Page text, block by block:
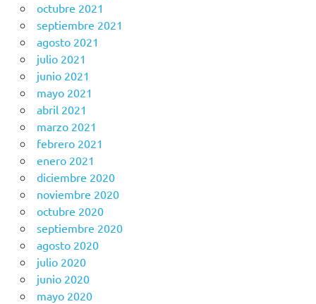
octubre 2021
septiembre 2021
agosto 2021
julio 2021
junio 2021
mayo 2021
abril 2021
marzo 2021
febrero 2021
enero 2021
diciembre 2020
noviembre 2020
octubre 2020
septiembre 2020
agosto 2020
julio 2020
junio 2020
mayo 2020